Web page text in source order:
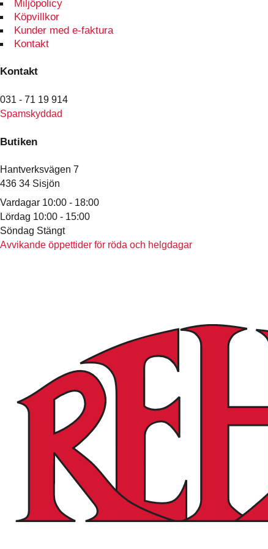
produktsidan
Miljöpolicy
Köpvillkor
Kunder med e-faktura
Kontakt
Kontakt
031 - 71 19 914
Spamskyddad
Butiken
Hantverksvägen 7
436 34 Sisjön
Vardagar 10:00 - 18:00
Lördag 10:00 - 15:00
Söndag Stängt
Avvikande öppettider för röda och helgdagar